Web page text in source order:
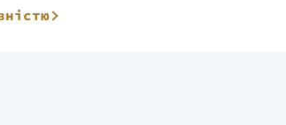
фільмів. Рід сформував